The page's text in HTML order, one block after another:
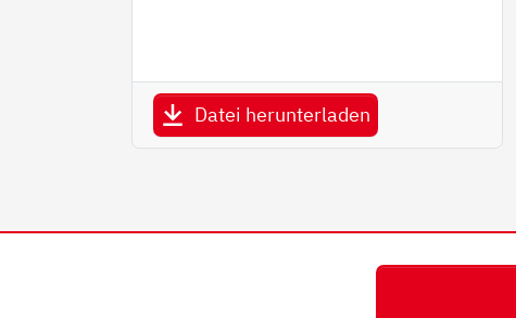
Datei herunterladen